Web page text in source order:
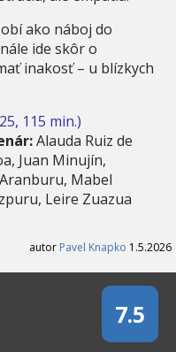
ako náboj do
ide skôr o
inakosť – u blízkych
115 min.)
Alauda Ruiz de
Juan Minujín,
Mabel
Leire Zuazua
autor Pavel Knapko 1.5.2026
7.5